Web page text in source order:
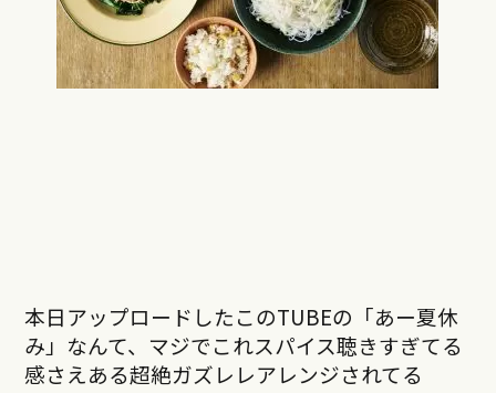
本日アップロードしたこのTUBEの「あー夏休
み」なんて、マジでこれスパイス聴きすぎてる
感さえある超絶ガズレレアレンジされてる